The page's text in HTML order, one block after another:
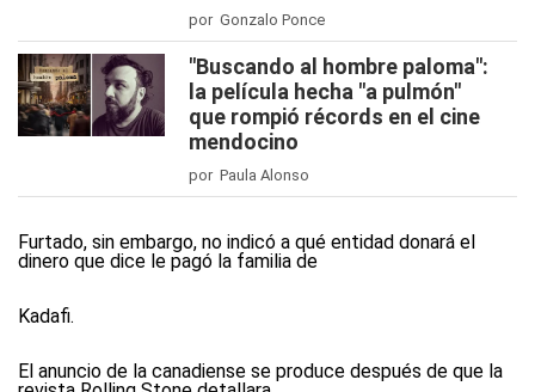
por Gonzalo Ponce
"Buscando al hombre paloma":
la película hecha "a pulmón"
que rompió récords en el cine
mendocino
por Paula Alonso
Furtado, sin embargo, no indicó a qué entidad donará el
dinero que dice le pagó la familia de
Kadafi.
El anuncio de la canadiense se produce después de que la